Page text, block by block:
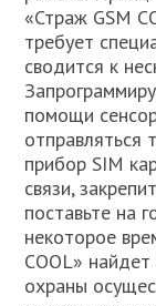
«Страж GSM
требует
сводится к
помощи
отправляться
прибор SIM
связи,
поставьте на
некоторое
COOL»
охраны